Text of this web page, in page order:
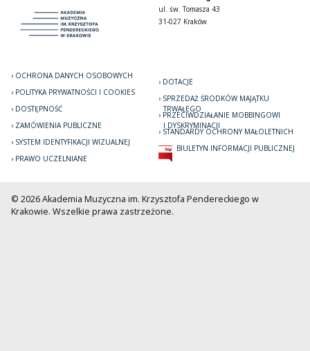
ul. św. Tomasza 43
31-027 Kraków
OCHRONA DANYCH OSOBOWYCH
POLITYKA PRYWATNOŚCI I COOKIES
DOSTĘPNOŚĆ
ZAMÓWIENIA PUBLICZNE
SYSTEM IDENTYFIKACJI WIZUALNEJ
PRAWO UCZELNIANE
DOTACJE
SPRZEDAŻ ŚRODKÓW MAJĄTKU
TRWAŁEGO
PRZECIWDZIAŁANIE MOBBINGOWI
I DYSKRYMINACJI
STANDARDY OCHRONY MAŁOLETNICH
BIULETYN INFORMACJI PUBLICZNEJ
© 2026 Akademia Muzyczna im. Krzysztofa Pendereckiego w
Krakowie. Wszelkie prawa zastrzeżone.